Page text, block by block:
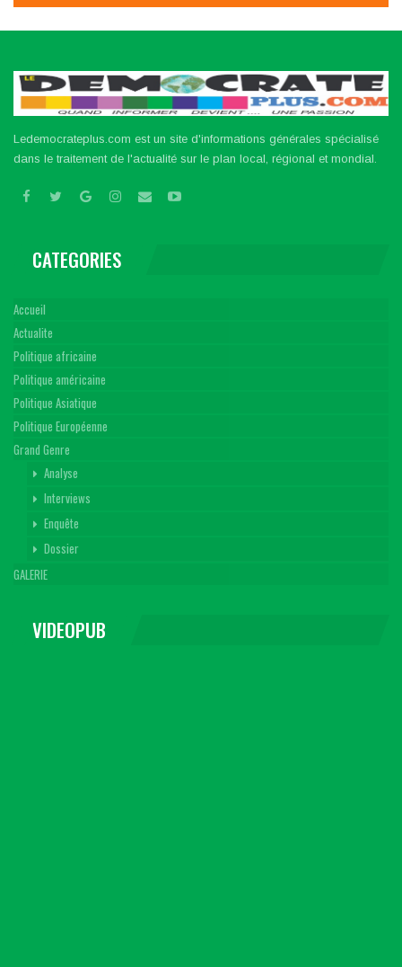
Ledemocrateplus.com est un site d'informations générales spécialisé
dans le traitement de l'actualité sur le plan local, régional et mondial.
CATEGORIES
Accueil
Actualite
Politique africaine
Politique américaine
Politique Asiatique
Politique Européenne
Grand Genre
Analyse
Interviews
Enquête
Dossier
GALERIE
VIDEOPUB